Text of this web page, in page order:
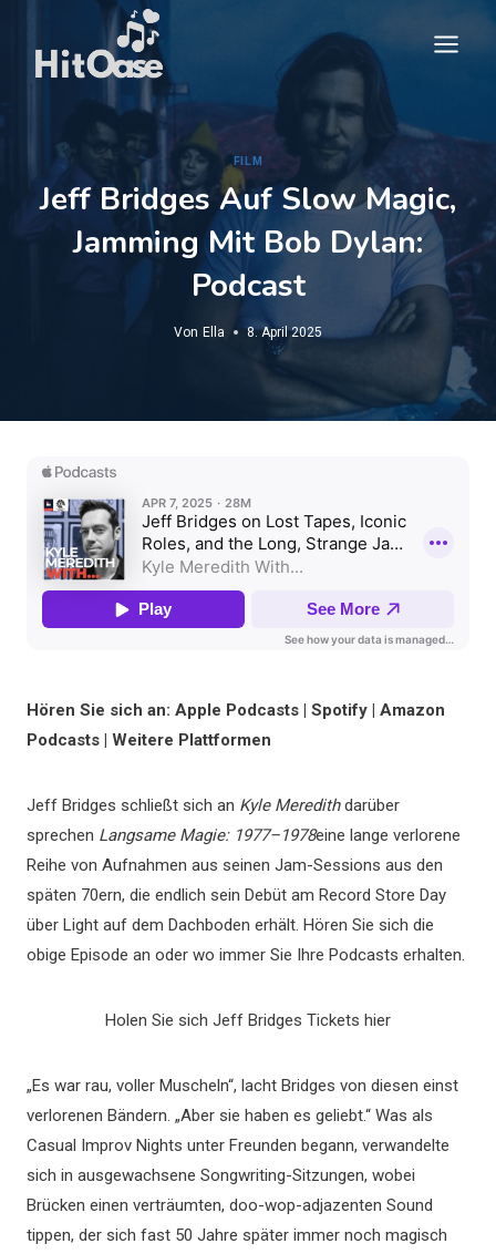
springen
FILM
Jeff Bridges Auf Slow Magic,
Jamming Mit Bob Dylan:
Podcast
Von Ella 8. April 2025
Hören Sie sich an: Apple Podcasts | Spotify | Amazon
Podcasts | Weitere Plattformen
Jeff Bridges schließt sich an Kyle Meredithdarüber
sprechen Langsame Magie: 1977–1978eine lange verlorene
Reihe von Aufnahmen aus seinen Jam-Sessions aus den
späten 70ern, die endlich sein Debüt am Record Store Day
über Light auf dem Dachboden erhält. Hören Sie sich die
obige Episode an oder wo immer Sie Ihre Podcasts erhalten.
Holen Sie sich Jeff Bridges Tickets hier
„Es war rau, voller Muscheln“, lacht Bridges von diesen einst
verlorenen Bändern. „Aber sie haben es geliebt.“ Was als
Casual Improv Nights unter Freunden begann, verwandelte
sich in ausgewachsene Songwriting-Sitzungen, wobei
Brücken einen verträumten, doo-wop-adjazenten Sound
tippen, der sich fast 50 Jahre später immer noch magisch